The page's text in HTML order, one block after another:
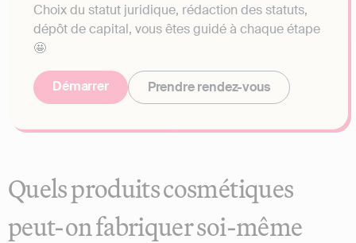
Choix du statut juridique, rédaction des statuts,
dépôt de capital, vous êtes guidé à chaque étape
🤩
Démarrer Prendre rendez-vous
Quels produits cosmétiques
peut-on fabriquer soi-même